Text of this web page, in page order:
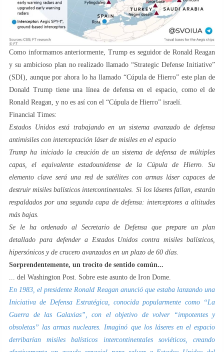
Como informamos anteriormente, Trump es seguidor de Ronald Reagan
y su ambicioso plan no realizado llamado “Strategic Defense Initiative”
(SDI), aunque por ahora lo ha llamado “Cúpula de Hierro” este plan de
Donald Trump tiene una línea de defensa en el espacio, como el de
Ronald Reagan, y no es así con el “Cúpula de Hierro” israelí.
Financial Times:
Estados Unidos está trabajando en un sistema avanzado de defensa
antimisiles con interceptación láser de misiles en el espacio
Trump ha iniciado la creación de un sistema de defensa de múltiples
capas, el equivalente estadounidense de la Cúpula de Hierro. Su
elemento clave será una red de satélites con armas láser capaces de
destruir misiles balísticos intercontinentales. Si los láseres fallan, estarán
respaldados por una segunda capa de defensa: interceptores a altitudes
más bajas.
Se le ha ordenado al Secretario de Defensa que prepare un plan
detallado para defender a Estados Unidos contra misiles balísticos,
hipersónicos y de crucero avanzados en un plazo de 60 días.
Sorprendentemente, un trocito de sentido común...
... del Washington Post. Sobre este asunto de Iron Dome.
En 1983, el presidente Ronald Reagan anunció que estaba lanzando una
Iniciativa de Defensa Estratégica, conocida popularmente como “La
Guerra de las Galaxias”, con el objetivo de volver “impotentes y
obsoletas” las armas nucleares. Imaginó que los láseres en el espacio
derribarían misiles balísticos intercontinentales soviéticos, creando